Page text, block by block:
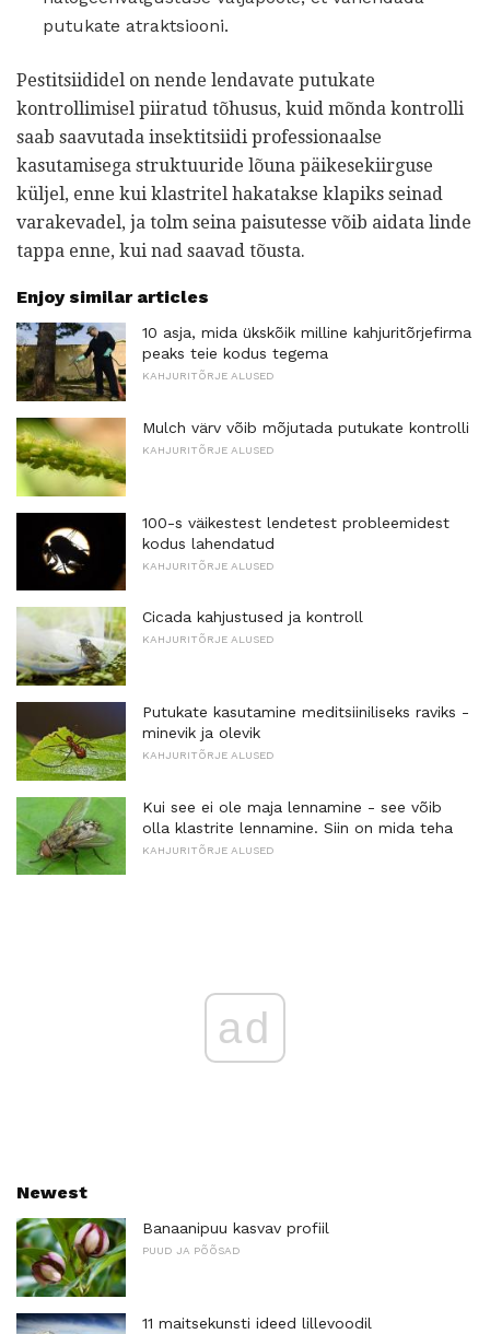
putukate atraktsiooni.
Pestitsiididel on nende lendavate putukate
kontrollimisel piiratud tõhusus, kuid mõnda kontrolli
saab saavutada insektitsiidi professionaalse
kasutamisega struktuuride lõuna päikesekiirguse
küljel, enne kui klastritel hakatakse klapiks seinad
varakevadel, ja tolm seina paisutesse võib aidata linde
tappa enne, kui nad saavad tõusta.
Enjoy similar articles
10 asja, mida ükskõik milline kahjuritõrjefirma
peaks teie kodus tegema
KAHJURITÕRJE ALUSED
Mulch värv võib mõjutada putukate kontrolli
KAHJURITÕRJE ALUSED
100-s väikestest lendetest probleemidest
kodus lahendatud
KAHJURITÕRJE ALUSED
Cicada kahjustused ja kontroll
KAHJURITÕRJE ALUSED
Putukate kasutamine meditsiiniliseks raviks -
minevik ja olevik
KAHJURITÕRJE ALUSED
Kui see ei ole maja lennamine - see võib
olla klastrite lennamine. Siin on mida teha
KAHJURITÕRJE ALUSED
ad
Newest
Banaanipuu kasvav profiil
PUUD JA PÕÕSAD
11 maitsekunsti ideed lillevoodil